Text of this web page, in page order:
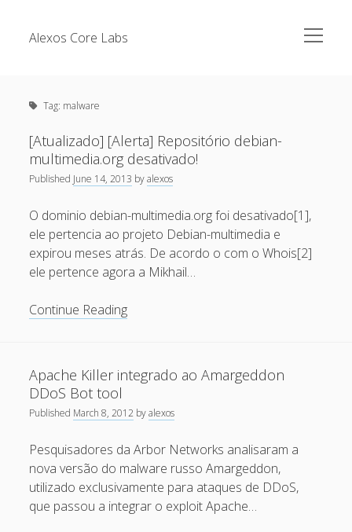
Alexos Core Labs
open
menu
Cursos
Github
Linkedin
Publicações
Security Advisories
Tools
Recent Posts
SECURITY CONFERENCE
Mitigando tráfego malicioso originado da rede TOR
[Capacite] Linux – Comandos Básicos 2
[Capacite] Linux – Conceitos Básicos
Recent Comments
Maicon Fonseca Zanco onProtegendo a console
administrativa contra ataques de brute force
alexosonProtegendo a console administrativa contra
ataques de brute force
on
Protegendo a console administrativa
contra ataques de brute force
Tag: malware
[Atualizado] [Alerta] Repositório debian-
multimedia.org desativado!
Published June 14, 2013 byalexos
O dominio debian-multimedia.org foi desativado[1],
ele pertencia ao projeto Debian-multimedia e
expirou meses atrás. De acordo o com o Whois[2]
ele pertence agora a Mikhail…
Continue Reading[Atualizado]
debian-
multimedia.org
Apache Killer integrado ao Amargeddon
DDoS Bot tool
Published March 8, 2012 byalexos
Pesquisadores da Arbor Networks analisaram a
nova versão do malware russo Amargeddon,
utilizado exclusivamente para ataques de DDoS,
que passou a integrar o exploit Apache…